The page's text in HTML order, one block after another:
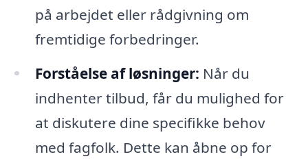
på arbejdet eller rådgivning om
fremtidige forbedringer.
Forståelse af løsninger: Når du
indhenter tilbud, får du mulighed for
at diskutere dine specifikke behov
med fagfolk. Dette kan åbne op for